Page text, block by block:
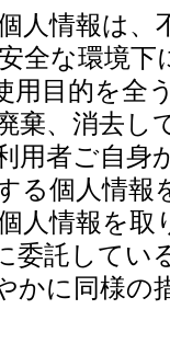
人情報は、
全な環境下
用目的を全
棄、消去し
用者ご自身
る個人情報
人情報を取
委託してい
かに同様の